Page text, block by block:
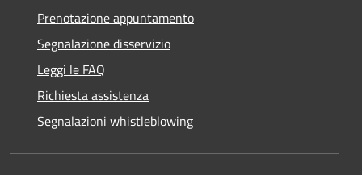
Prenotazione appuntamento
Segnalazione disservizio
Leggi le FAQ
Richiesta assistenza
Segnalazioni whistleblowing